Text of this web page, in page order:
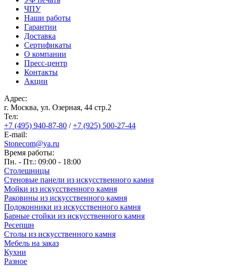
ЧПУ
Наши работы
Гарантии
Доставка
Сертификаты
О компании
Пресс-центр
Контакты
Акции
Адрес:
г. Москва, ул. Озерная, 44 cтр.2
Тел:
+7 (495) 940-87-80 /+7 (925) 500-27-44
E-mail:
Stonecom@ya.ru
Время работы:
Пн. - Пт.: 09:00 - 18:00
Столешницы
Стеновые панели из искусственного камня
Мойки из искусственного камня
Раковины из искусственного камня
Подоконники из искусственного камня
Барные стойки из искусственного камня
Ресепшн
Cтолы из искусственного камня
Мебель на заказ
Кухни
Разное